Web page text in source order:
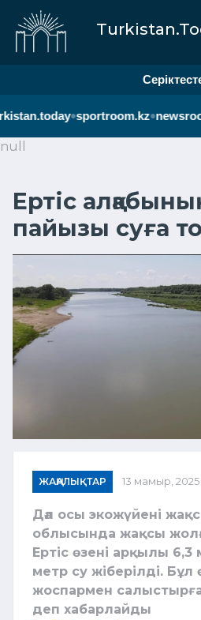
•sportroom.kz•
null
Ертіс
пайызы суға
ЖАҢАЛЫҚТАР 13 мамыр, 2025
Дәл осы экожүйені
облысында жақсы
Ертіс өзені арқылы
метр су жіберілді.
жоспармен
деп хабарлайды